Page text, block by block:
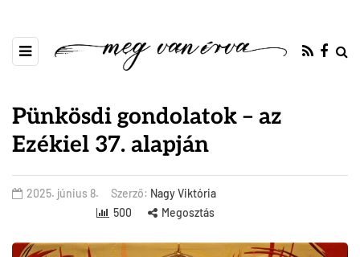
Pünkösdi gondolatok – az
Ezékiel 37. alapján
2025. június 8. Szerző: Nagy Viktória
500
Megosztás